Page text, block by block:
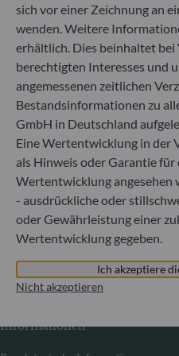
Mitteilung zu EU-Sanktionen
In Übereinstimmung mit den
im Zusammenhang mit der
Sanktionen informieren wir Sie
Bestimmungen der
(EU) Nr. 398/2022 allen
Staatsangehörigen sowie allen
Wohnsitz in Russland oder
Personen, Einrichtungen oder
Russland oder Belarus
Verwaltungsgesellschaft
Ausgenommen hiervon sind
Mitgliedstaats der
Personen mit einer
Aufenthaltserlaubnis in einem
Informationen
sich vor einer Zeichnung an
wenden. Weitere
erhältlich. Dies beinhaltet bei
berechtigten Interesses und
angemessenen zeitlichen
Bestandsinformationen zu
GmbH in Deutschland
Eine Wertentwicklung in der
als Hinweis oder Garantie
Wertentwicklung angesehen
- ausdrückliche oder
oder Gewährleistung einer
Wertentwicklung gegeben.
Ich akzeptiere
Nicht akzeptieren